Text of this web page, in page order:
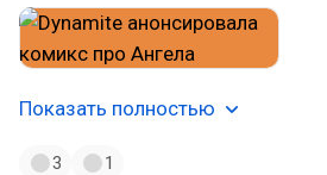
Показать полностью
3 1